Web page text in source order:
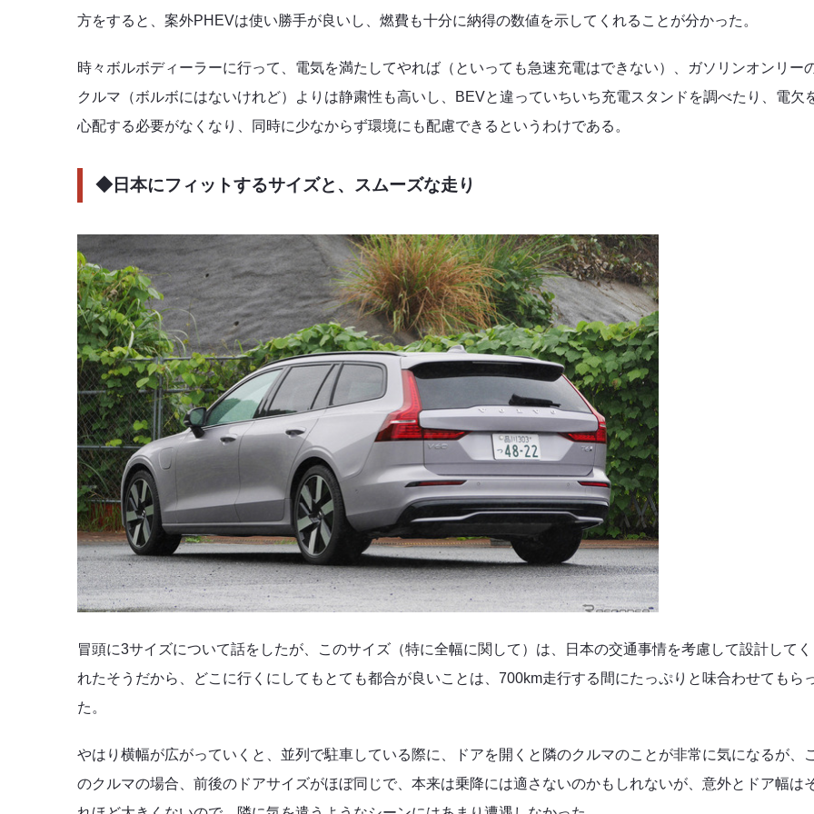
方をすると、案外PHEVは使い勝手が良いし、燃費も十分に納得の数値を示してくれることが分かった。
時々ボルボディーラーに行って、電気を満たしてやれば（といっても急速充電はできない）、ガソリンオンリー
クルマ（ボルボにはないけれど）よりは静粛性も高いし、BEVと違っていちいち充電スタンドを調べたり、電欠
心配する必要がなくなり、同時に少なからず環境にも配慮できるというわけである。
◆日本にフィットするサイズと、スムーズな走り
冒頭に3サイズについて話をしたが、このサイズ（特に全幅に関して）は、日本の交通事情を考慮して設計してく
れたそうだから、どこに行くにしてもとても都合が良いことは、700km走行する間にたっぷりと味合わせてもら
た。
やはり横幅が広がっていくと、並列で駐車している際に、ドアを開くと隣のクルマのことが非常に気になるが、
のクルマの場合、前後のドアサイズがほぼ同じで、本来は乗降には適さないのかもしれないが、意外とドア幅は